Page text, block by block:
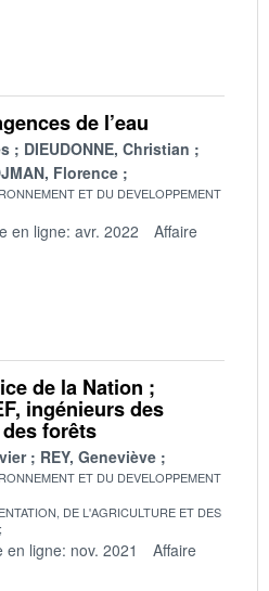
de l’eau
DIEUDONNE, Christian
Florence
ET DU DEVELOPPEMENT
en ligne: avr. 2022
Affaire
de la Nation ;
ingénieurs des
forêts
REY, Geneviève
ET DU DEVELOPPEMENT
DE L'AGRICULTURE ET DES
en ligne: nov. 2021
Affaire